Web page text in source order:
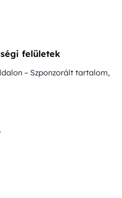
felületek
– Szponzorált tartalom,